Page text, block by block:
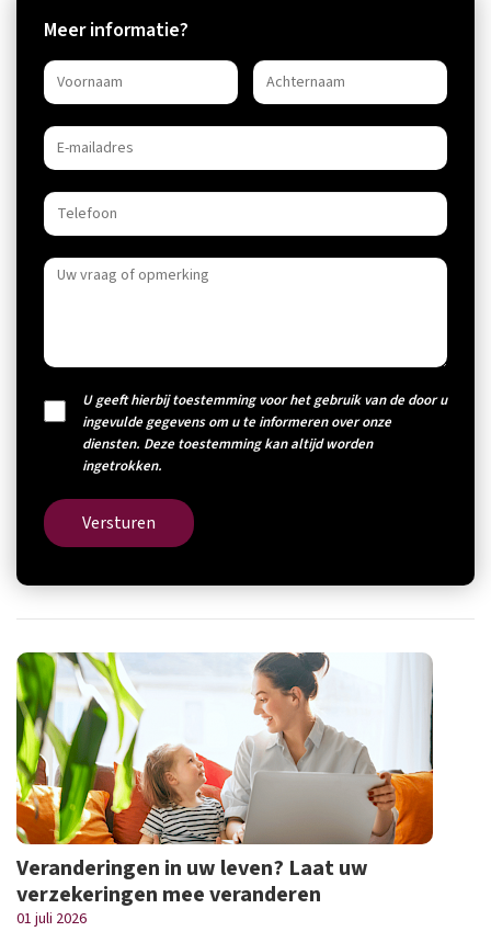
Meer informatie?
U geeft hierbij toestemming voor het gebruik van de door u
ingevulde gegevens om u te informeren over onze
diensten. Deze toestemming kan altijd worden
ingetrokken.
Versturen
Veranderingen in uw leven? Laat uw
verzekeringen mee veranderen
01 juli 2026